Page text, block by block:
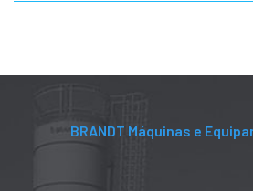
BRANDT Máquinas e